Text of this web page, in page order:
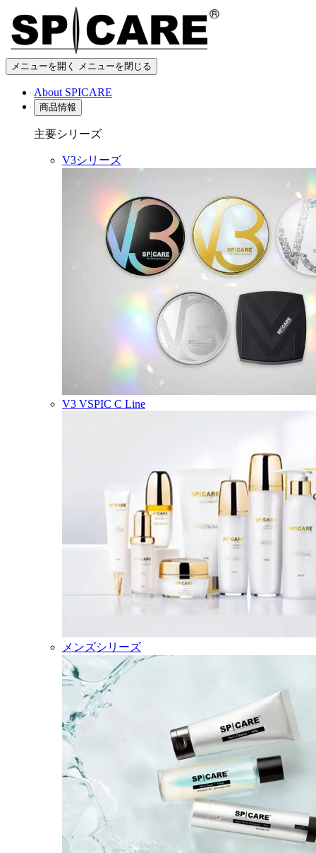
メニューを開く メニューを閉じる
About SPICARE
商品情報
主要シリーズ
V3シリーズ
V3 VSPIC C Line
メンズシリーズ